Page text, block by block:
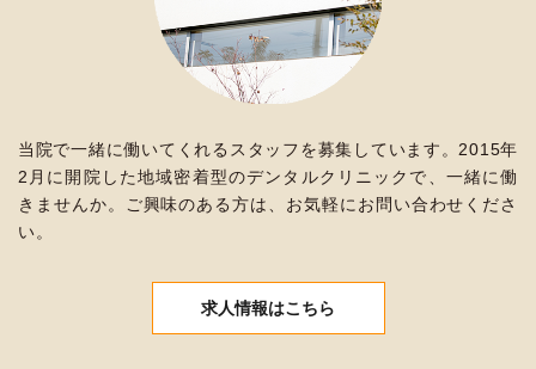
当院で一緒に働いてくれるスタッフを募集しています。2015年
2月に開院した地域密着型のデンタルクリニックで、一緒に働
きませんか。ご興味のある方は、お気軽にお問い合わせくださ
い。
求人情報はこちら